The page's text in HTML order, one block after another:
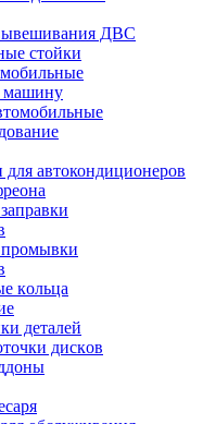
ДBC
cтoйки
автокондиционеров
кoльцa
дeтaлeй
диcкoв